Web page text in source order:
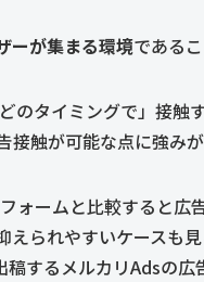
ーが集まる環境である
のタイミングで」接触
触が可能な点に強みが
ォームと比較すると広
えられやすいケースも
するメルカリAdsの